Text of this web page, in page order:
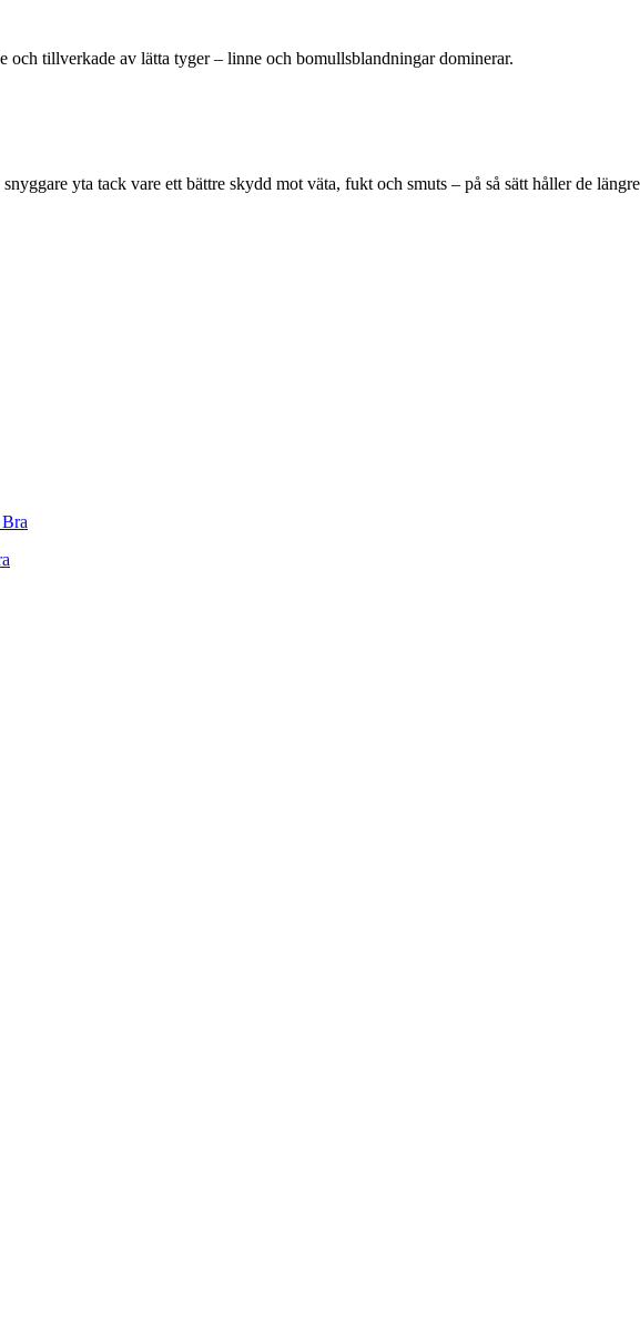
och tillverkade av lätta tyger – linne och bomullsblandningar dominerar.
yta tack vare ett bättre skydd mot väta, fukt och smuts – på så sätt håller de